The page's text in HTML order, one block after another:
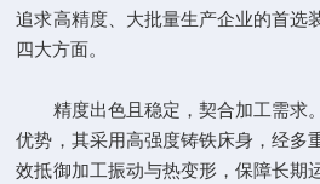
追求高精度、大批量生产企业的首选
四大方面。
精度出色且稳定，契合加工需求
优势，其采用高强度铸铁床身，经多
效抵御加工振动与热变形，保障长期